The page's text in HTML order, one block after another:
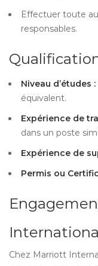
Effectuer toute
responsables.
Niveau d’études :
équivalent.
Expérience de
dans un poste
Expérience de
Permis ou
Chez Marriott